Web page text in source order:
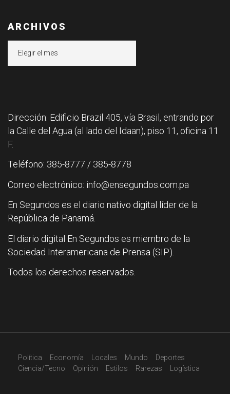
ARCHIVOS
Dirección: Edificio Brazil 405, vía Brasil, entrando por
la Calle del Agua (al lado del Idaan), piso 11, oficina 11
F.
Teléfono: 385-8777 / 385-8778
Correo electrónico: info@ensegundos.com.pa
En Segundos es el diario nativo digital líder de la
República de Panamá.
El diario digital En Segundos es miembro de la
Sociedad Interamericana de Prensa (SIP).
Todos los derechos reservados.
Política Economía Locales Mundo
Deportes
Ciencia/Tecno
Opinión Estilos Rarezas Logística